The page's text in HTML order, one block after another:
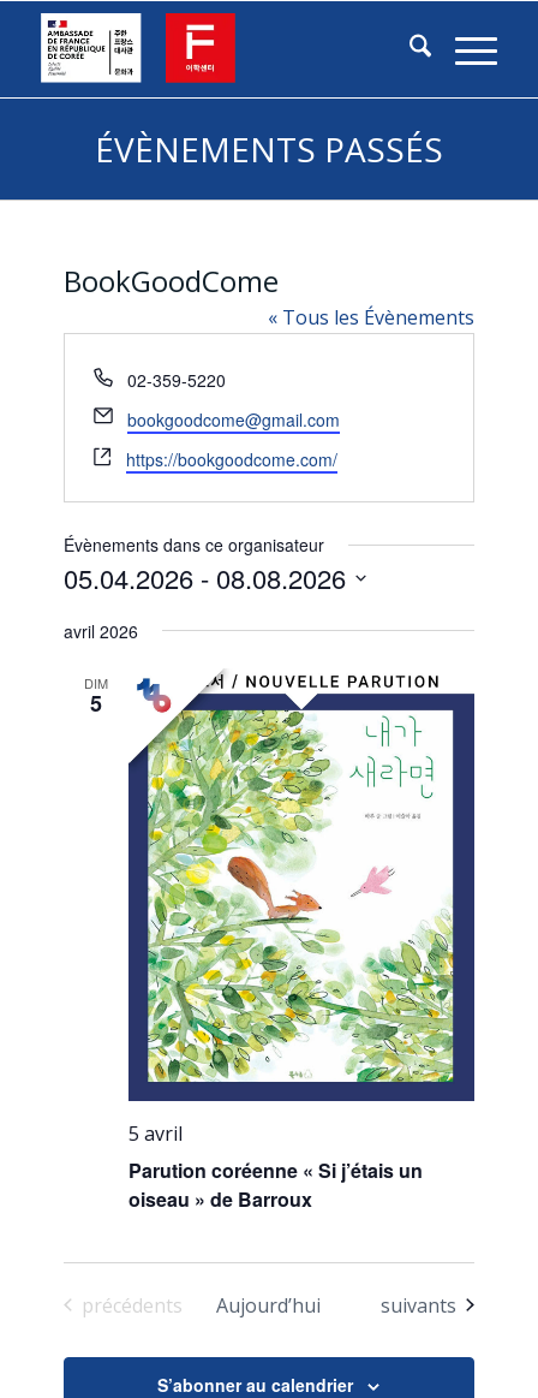
ÉVÈNEMENTS PASSÉS
BookGoodCome
« Tous les Évènements
Téléphone
02-359-5220
Email
bookgoodcome@gmail.com
Site
web
https://bookgoodcome.com/
Évènements dans ce organisateur
05.04.2026 - 08.08.2026
une
date.
avril 2026
DIM
5
Parution coréenne « Si j’étais un
oiseau » de Barroux
5 avril
Évènements
précédents Aujourd’hui Évènements
suivants
S’abonner au calendrier